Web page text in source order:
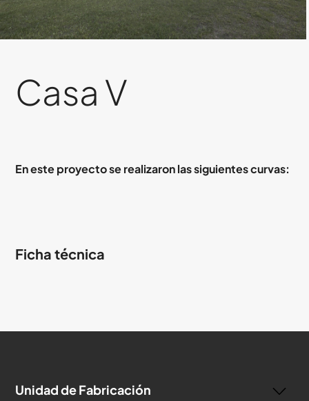
Casa V
En este proyecto se realizaron las siguientes curvas:
Ficha técnica
Unidad de Fabricación